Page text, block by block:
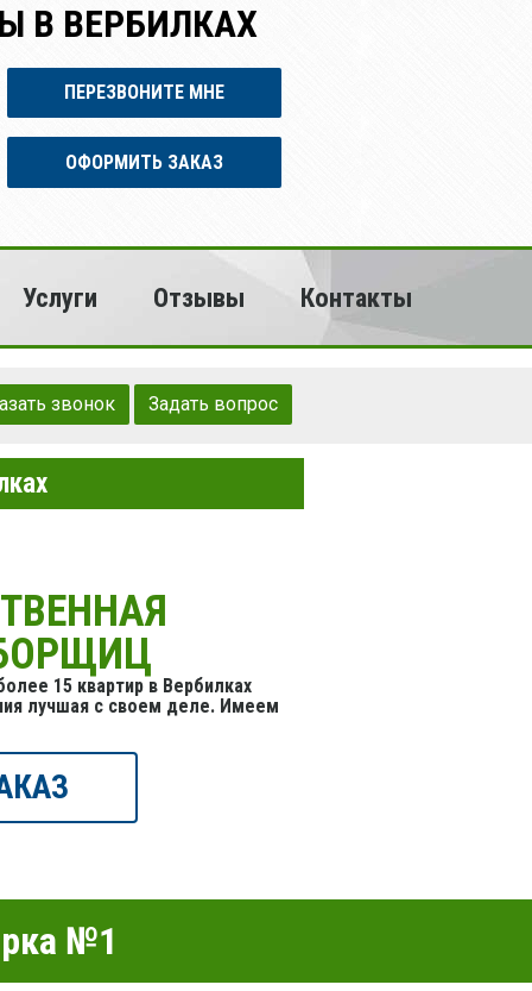
В ВЕРБИЛКАХ
ПЕРЕЗВОНИТЕ МНЕ
ОФОРМИТЬ ЗАКАЗ
Услуги Отзывы Контакты
звонок Задать вопрос
15 квартир в Вербилках
лучшая с своем деле. Имеем
№1